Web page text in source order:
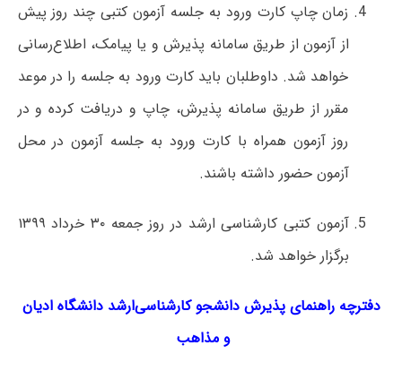
زمان چاپ کارت ورود به جلسه آزمون کتبی چند روز پیش
از آزمون از طریق سامانه پذیرش و یا پیامک، اطلاع‌رسانی
خواهد شد. داوطلبان باید کارت ورود به جلسه را در موعد
مقرر از طریق سامانه پذیرش، چاپ و دریافت کرده و در
روز آزمون همراه با کارت ورود به جلسه آزمون در محل
آزمون حضور داشته باشند.
آزمون کتبی کارشناسی ارشد در روز جمعه ۳۰ خرداد ۱۳۹۹
برگزار خواهد شد.
دفترچه راهنمای پذیرش دانشجو کارشناسی‌ارشد دانشگاه ادیان
و مذاهب